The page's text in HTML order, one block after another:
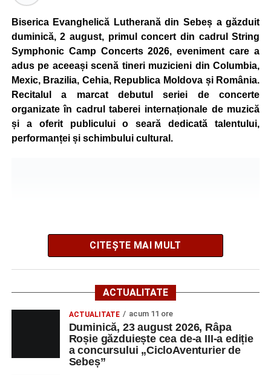
de vârstă, astfel încât competiția să fie accesibilă atât
celor aflați la început de drum, cât și celor cu experiență în
mountain bike. La finalul întrecerii, cei mai bine clasați
concurenți vor fi recompensați cu premii în bani și premii
oferite de partenerii evenimentului.
Înaintea zilei de concurs, participanții își vor putea ridica
vor putea înscrie direct la competiție în cadrul Punctului
Oficial de Înscrieri și Informații (Race Office), care va
funcționa după următorul program:
Roșie, unde vor avea loc și antrenamente libere pe
traseul de concurs.
Startul competiției va fi dat duminică, 23 august 2026, la
ora 10:00, la Râpa Roșie.
Înscrierile online sunt deschise până în 22 august 2026 și
pot fi efectuate pe site-ulwww.cicloaventura.ro.
Biserica Evanghelică Lutherană din Sebeș a găzduit
duminică, 2 august, primul concert din cadrul String
Symphonic Camp Concerts 2026, eveniment care a
adus pe aceeași scenă tineri muzicieni din Columbia,
Mexic, Brazilia, Cehia, Republica Moldova și România.
Recitalul a marcat debutul seriei de concerte
organizate în cadrul taberei internaționale de muzică
și a oferit publicului o seară dedicată talentului,
performanței și schimbului cultural.
String Symphonic Camp 2026 reunește tineri
instrumentiști din 6 țări, alături de voluntari și foști elevi ai
CITEȘTE MAI MULT
ACTUALITATE
ACTUALITATE acum 11 ore
Duminică, 23 august 2026, Râpa
Roșie găzduiește cea de-a III-a ediție
a concursului „CicloAventurier de
Sebeș”